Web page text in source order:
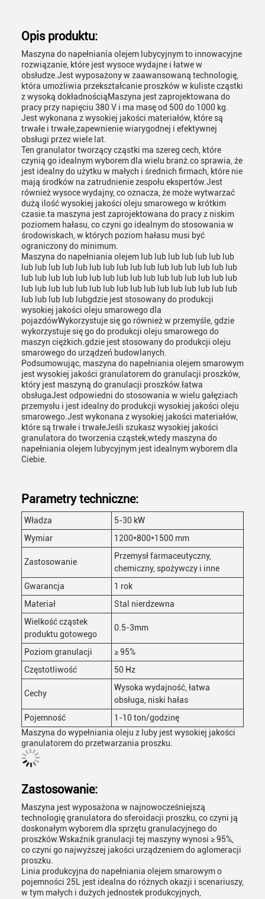
Opis produktu:
Maszyna do napełniania olejem lubycyjnym to innowacyjne
rozwiązanie, które jest wysoce wydajne i łatwe w
obsłudze.Jest wyposażony w zaawansowaną technologię,
która umożliwia przekształcanie proszków w kuliste cząstki
z wysoką dokładnościąMaszyna jest zaprojektowana do
pracy przy napięciu 380 V i ma masę od 500 do 1000 kg.
Jest wykonana z wysokiej jakości materiałów, które są
trwałe i trwałe,zapewnienie wiarygodnej i efektywnej
obsługi przez wiele lat.
Ten granulator tworzący cząstki ma szereg cech, które
czynią go idealnym wyborem dla wielu branż.co sprawia, że
jest idealny do użytku w małych i średnich firmach, które nie
mają środków na zatrudnienie zespołu ekspertów.Jest
również wysoce wydajny, co oznacza, że może wytwarzać
dużą ilość wysokiej jakości oleju smarowego w krótkim
czasie.ta maszyna jest zaprojektowana do pracy z niskim
poziomem hałasu, co czyni go idealnym do stosowania w
środowiskach, w których poziom hałasu musi być
ograniczony do minimum.
Maszyna do napełniania olejem lub lub lub lub lub lub lub
lub lub lub lub lub lub lub lub lub lub lub lub lub lub lub lub
lub lub lub lub lub lub lub lub lub lub lub lub lub lub lub lub
lub lub lub lub lub lub lub lub lub lub lub lub lub lub lub lub
lub lub lub lub lubgdzie jest stosowany do produkcji
wysokiej jakości oleju smarowego dla
pojazdówWykorzystuje się go również w przemyśle, gdzie
wykorzystuje się go do produkcji oleju smarowego do
maszyn ciężkich.gdzie jest stosowany do produkcji oleju
smarowego do urządzeń budowlanych.
Podsumowując, maszyna do napełniania olejem smarowym
jest wysokiej jakości granulatorem do granulacji proszków,
który jest maszyną do granulacji proszków.łatwa
obsługaJest odpowiedni do stosowania w wielu gałęziach
przemysłu i jest idealny do produkcji wysokiej jakości oleju
smarowego.Jest wykonana z wysokiej jakości materiałów,
które są trwałe i trwałeJeśli szukasz wysokiej jakości
granulatora do tworzenia cząstek,wtedy maszyna do
napełniania olejem lubycyjnym jest idealnym wyborem dla
Ciebie.
Parametry techniczne:
Władza
5-30 kW
Wymiar
1200*800*1500 mm
Zastosowanie
Przemysł farmaceutyczny,
chemiczny, spożywczy i inne
Gwarancja
1 rok
Materiał
Stal nierdzewna
Wielkość cząstek
produktu gotowego
0.5-3mm
Poziom granulacji
≥ 95%
Częstotliwość
50 Hz
Cechy
Wysoka wydajność, łatwa
obsługa, niski hałas
Pojemność
1-10 ton/godzinę
Maszyna do wypełniania oleju z luby jest wysokiej jakości
granulatorem do przetwarzania proszku.
Zastosowanie:
Maszyna jest wyposażona w najnowocześniejszą
technologię granulatora do sferoidacji proszku, co czyni ją
doskonałym wyborem dla sprzętu granulacyjnego do
proszków.Wskaźnik granulacji tej maszyny wynosi ≥ 95%,
co czyni go najwyższej jakości urządzeniem do aglomeracji
proszku.
Linia produkcyjna do napełniania olejem smarowym o
pojemności 25L jest idealna do różnych okazji i scenariuszy,
w tym małych i dużych jednostek produkcyjnych,